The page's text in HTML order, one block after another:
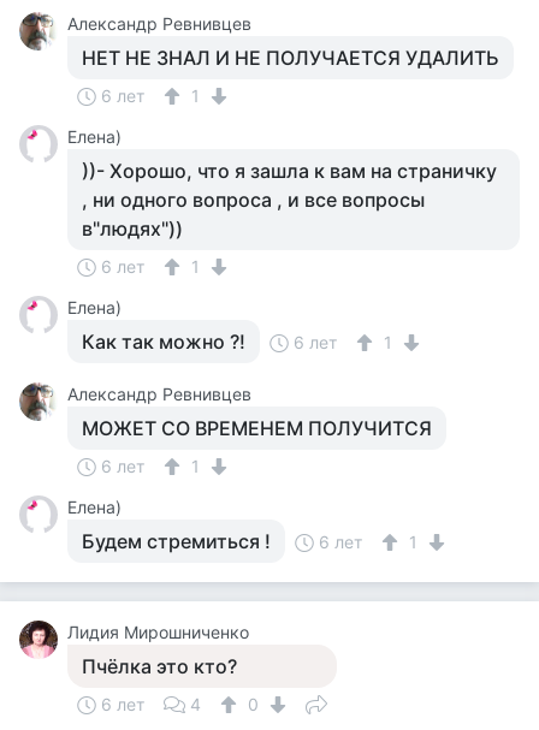
Александр Ревнивцев
НЕТ НЕ ЗНАЛ И НЕ ПОЛУЧАЕТСЯ УДАЛИТЬ
6 лет
1
Елена)
))- Хорошо, что я зашла к вам на страничку
, ни одного вопроса , и все вопросы
в"людях"))
6 лет
1
Елена)
Как так можно ?! 6 лет 1
Александр Ревнивцев
МОЖЕТ СО ВРЕМЕНЕМ ПОЛУЧИТСЯ
6 лет
1
Елена)
Будем стремиться ! 6 лет 1
Лидия Мирошниченко
Пчёлка это кто?
6 лет 4
0